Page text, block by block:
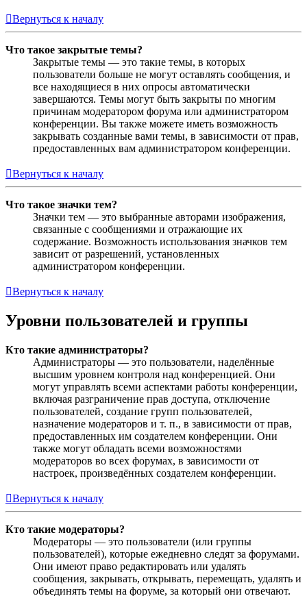
Вернуться к началу
Что такое закрытые темы?
Закрытые темы — это такие темы, в которых
пользователи больше не могут оставлять сообщения, и
все находящиеся в них опросы автоматически
завершаются. Темы могут быть закрыты по многим
причинам модератором форума или администратором
конференции. Вы также можете иметь возможность
закрывать созданные вами темы, в зависимости от прав,
предоставленных вам администратором конференции.
Вернуться к началу
Что такое значки тем?
Значки тем — это выбранные авторами изображения,
связанные с сообщениями и отражающие их
содержание. Возможность использования значков тем
зависит от разрешений, установленных
администратором конференции.
Вернуться к началу
Уровни пользователей и группы
Кто такие администраторы?
Администраторы — это пользователи, наделённые
высшим уровнем контроля над конференцией. Они
могут управлять всеми аспектами работы конференции,
включая разграничение прав доступа, отключение
пользователей, создание групп пользователей,
назначение модераторов и т. п., в зависимости от прав,
предоставленных им создателем конференции. Они
также могут обладать всеми возможностями
модераторов во всех форумах, в зависимости от
настроек, произведённых создателем конференции.
Вернуться к началу
Кто такие модераторы?
Модераторы — это пользователи (или группы
пользователей), которые ежедневно следят за форумами.
Они имеют право редактировать или удалять
сообщения, закрывать, открывать, перемещать, удалять и
объединять темы на форуме, за который они отвечают.